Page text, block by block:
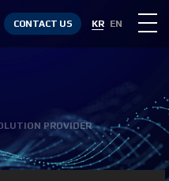
CONTACT US KR EN
PROVIDER